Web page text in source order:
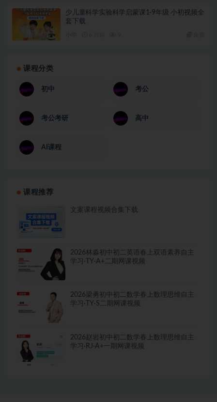
少儿童科学实验科学启蒙课1-9年级 小初视频全
套下载
课程分类
初中 考公
考公考研 高中
AI课程
课程推荐
文案课程视频合集下载
2026林淼初中初二英语春上双语素养自主
学习·TY·A+二期网课视频
2026梁勇初中初二数学春上数理思维自主
学习·TY·S二期网课视频
2026赵岩初中初二数学春上数理思维自主
学习·RJ·A+一期网课视频